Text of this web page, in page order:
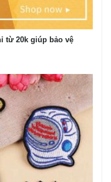
từ 20k giúp bảo vệ